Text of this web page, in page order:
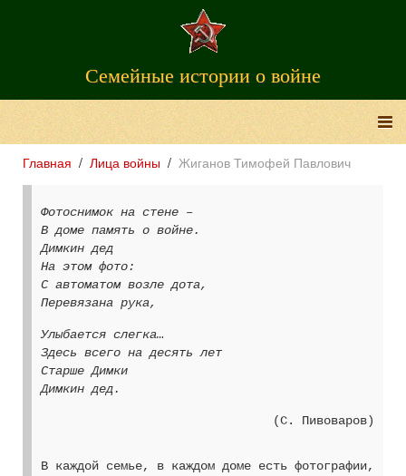
Семейные истории о войне
Главная Лица войны Жиганов Тимофей Павлович
Фотоснимок на стене –
В доме память о войне.
Димкин дед
На этом фото:
С автоматом возле дота,
Перевязана рука,
Улыбается слегка…
Здесь всего на десять лет
Старше Димки
Димкин дед.
(С. Пивоваров)
В каждой семье, в каждом доме есть фотографии,